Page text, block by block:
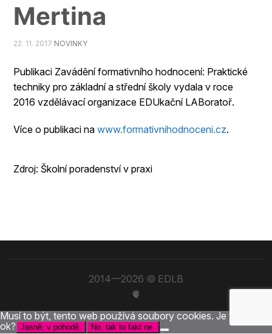
Mertina
22. 11. 2017 NOVINKY
Publikaci Zavádění formativního hodnocení: Praktické
techniky pro základní a střední školy vydala v roce
2016 vzdělávací organizace EDUkační LABoratoř.
Více o publikaci na www.formativnihodnoceni.cz.
Zdroj: Školní poradenství v praxi
2014—2026 © EDLB
🫀
Musí to být, tento web používá soubory cookies. Je to po vás
ok? Jasně, v pohodě. No, tak to fakt ne.